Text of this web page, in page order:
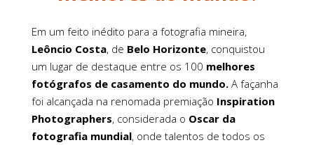
Em um feito inédito para a fotografia mineira,
Leôncio Costa, de Belo Horizonte, conquistou
um lugar de destaque entre os 100 melhores
fotógrafos de casamento do mundo. A façanha
foi alcançada na renomada premiação Inspiration
Photographers, considerada o Oscar da
fotografia mundial, onde talentos de todos os